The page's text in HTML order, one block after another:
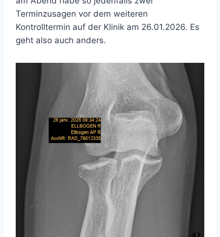
Terminzusagen vor dem weiteren
Kontrolltermin auf der Klinik am 26.01.2026. Es
geht also auch anders.